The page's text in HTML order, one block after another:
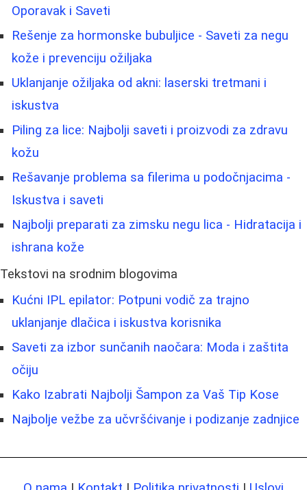
Oporavak i Saveti
Rešenje za hormonske bubuljice - Saveti za negu
kože i prevenciju ožiljaka
Uklanjanje ožiljaka od akni: laserski tretmani i
iskustva
Piling za lice: Najbolji saveti i proizvodi za zdravu
kožu
Rešavanje problema sa filerima u podočnjacima -
Iskustva i saveti
Najbolji preparati za zimsku negu lica - Hidratacija i
ishrana kože
Tekstovi na srodnim blogovima
Kućni IPL epilator: Potpuni vodič za trajno
uklanjanje dlačica i iskustva korisnika
Saveti za izbor sunčanih naočara: Moda i zaštita
očiju
Kako Izabrati Najbolji Šampon za Vaš Tip Kose
Najbolje vežbe za učvršćivanje i podizanje zadnjice